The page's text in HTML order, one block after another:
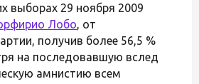
выборах 29 ноября 2009
Лобо, от
получив более 56,5 %
на последовавшую вслед
амнистию всем